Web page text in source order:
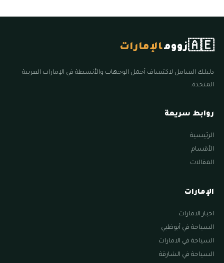
🇦🇪زوومالإمارات
دليلك الشامل لاكتشاف أجمل الوجهات والأنشطة في الإمارات العربية
المتحدة.
روابط سريعة
الرئيسية
الأقسام
المقالات
الإمارات
اخبار الامارات
السياحة في أبوظبي
السياحة في الامارات
السياحة في الشارقة